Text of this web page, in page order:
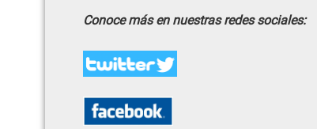
Conoce más en nuestras redes sociales: